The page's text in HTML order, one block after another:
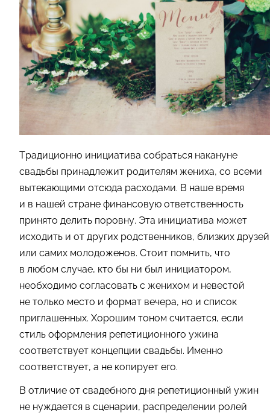
Традиционно инициатива собраться накануне
свадьбы принадлежит родителям жениха, со всеми
вытекающими отсюда расходами. В наше время
и в нашей стране финансовую ответственность
принято делить поровну. Эта инициатива может
исходить и от других родственников, близких друзей
или самих молодоженов. Стоит помнить, что
в любом случае, кто бы ни был инициатором,
необходимо согласовать с женихом и невестой
не только место и формат вечера, но и список
приглашенных. Хорошим тоном считается, если
стиль оформления репетиционного ужина
соответствует концепции свадьбы. Именно
соответствует, а не копирует его.
В отличие от свадебного дня репетиционный ужин
не нуждается в сценарии, распределении ролей